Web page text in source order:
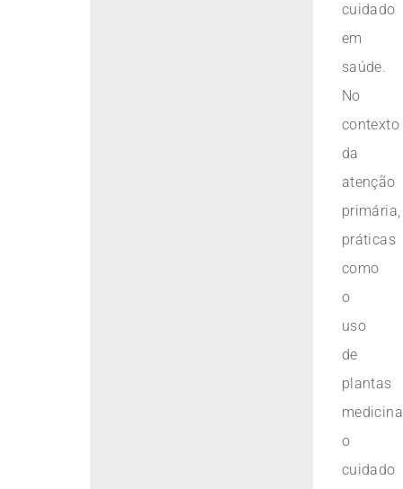
cuidado
em
saúde.
No
contexto
da
atenção
primária,
práticas
como
o
uso
de
plantas
o
cuidado